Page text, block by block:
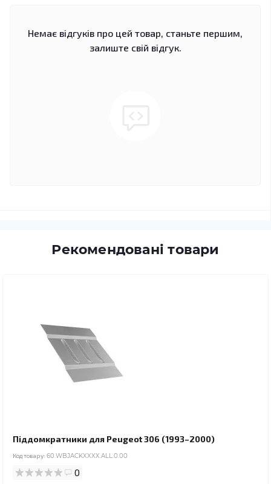
Немає відгуків про цей товар, станьте першим,
залиште свій відгук.
Рекомендовані товари
Піддомкратники для Peugeot 306 (1993–2000)
Код товару: 60.WBJACKXXXX.ALL.0.00
0